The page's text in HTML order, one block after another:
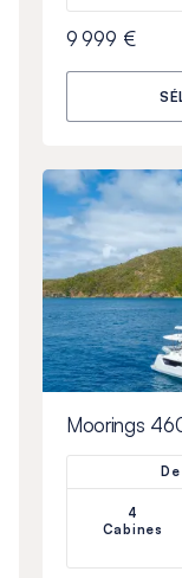
9 999 €
Moorings
4
Cabines